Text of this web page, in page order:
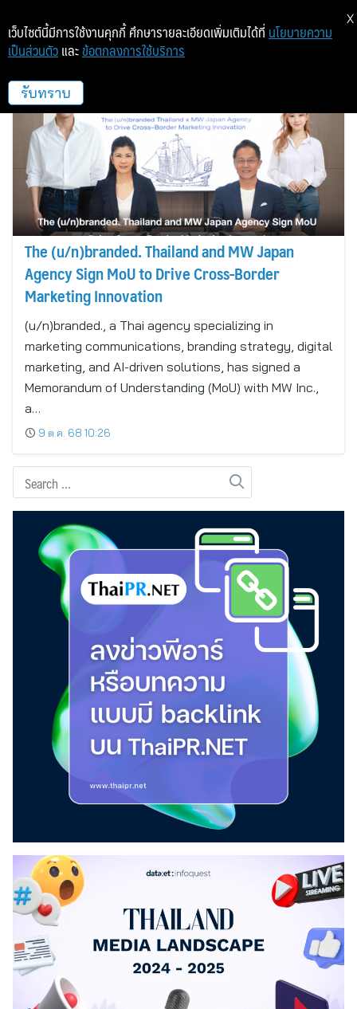
Unbranded
The (u/n)branded. Thailand and MW Japan
Agency Sign MoU to Drive Cross-Border
Marketing Innovation
(u/n)branded., a Thai agency specializing in
marketing communications, branding strategy, digital
marketing, and AI-driven solutions, has signed a
Memorandum of Understanding (MoU) with MW Inc.,
a…
9 ต.ค. 68 10:26
เว็บไซต์นี้มีการใช้งานคุกกี้ ศึกษารายละเอียดเพิ่มเติมได้ที่ นโยบายความ
เป็นส่วนตัว และ ข้อตกลงการใช้บริการ
รับทราบ
X